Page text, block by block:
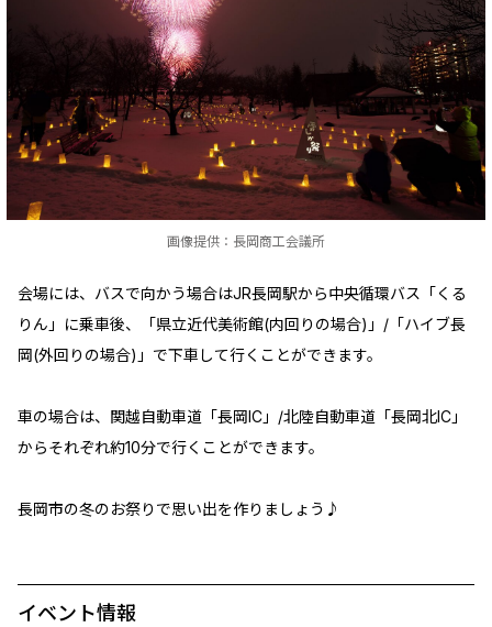
画像提供：長岡商工会議所
会場には、バスで向かう場合はJR長岡駅から中央循環バス「くる
りん」に乗車後、「県立近代美術館(内回りの場合)」/「ハイブ長
岡(外回りの場合)」で下車して行くことができます。
車の場合は、関越自動車道「長岡IC」/北陸自動車道「長岡北IC」
からそれぞれ約10分で行くことができます。
長岡市の冬のお祭りで思い出を作りましょう♪
イベント情報